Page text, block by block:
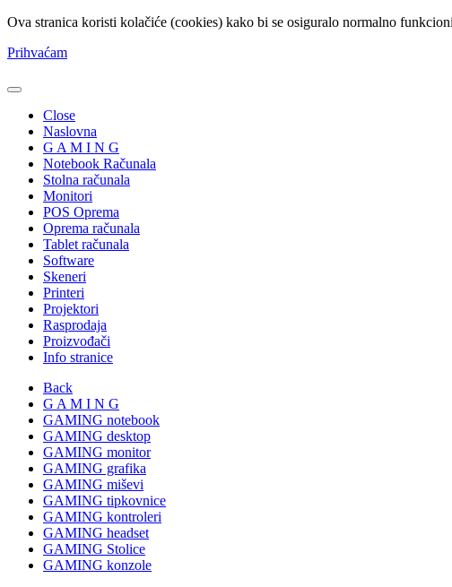
Ova stranica koristi kolačiće (cookies) kako bi se osiguralo normalno
Prihvaćam
Close
Naslovna
G A M I N G
Notebook Računala
Stolna računala
Monitori
POS Oprema
Oprema računala
Tablet računala
Software
Skeneri
Printeri
Projektori
Rasprodaja
Proizvođači
Info stranice
Back
G A M I N G
GAMING notebook
GAMING desktop
GAMING monitor
GAMING grafika
GAMING miševi
GAMING tipkovnice
GAMING kontroleri
GAMING headset
GAMING Stolice
GAMING konzole